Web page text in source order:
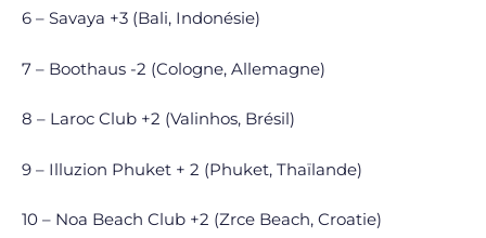
6 – Savaya +3 (Bali, Indonésie)
7 – Boothaus -2 (Cologne, Allemagne)
8 – Laroc Club +2 (Valinhos, Brésil)
9 – Illuzion Phuket + 2 (Phuket, Thaïlande)
10 – Noa Beach Club +2 (Zrce Beach, Croatie)